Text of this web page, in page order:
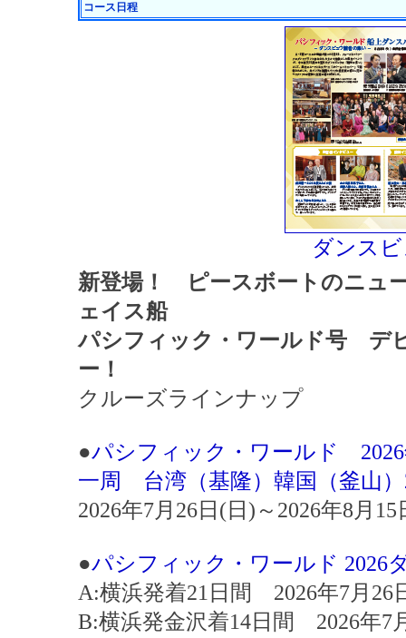
コース日程
ダンス
新登場！ ピースボートのニュ
ェイス船
パシフィック・ワールド号 デ
ー！
クルーズラインナップ
●パシフィック・ワールド
一周 台湾（基隆）韓国（釜山
2026年7月26日(日)～2026年8月
●パシフィック・ワールド 2026
A:横浜発着21日間 2026年7月26
B:横浜発金沢着14日間 2026年7